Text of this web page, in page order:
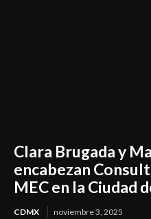
Clara Brugada y
encabezan
MEC en la Ciudad
CDMX noviembre 3, 2025